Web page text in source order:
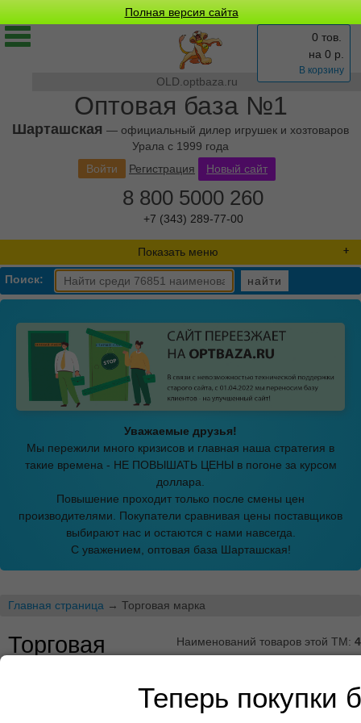
Полная версия сайта
OLD.optbaza.ru
Оптовая база №1
Шарташская — официальный дилер игрушек и хозтоваров
Урала с 1999 года
0 тов.
на 0 р.
В корзину
Войти Регистрация Новый сайт
8 800 5000 260
+7 (343) 289-77-00
Показать меню
Поиск: найти
Теперь покупки
Уважаемые друзья!
Мы пережили много кризисов и главная наша стратегия в
такие времена - НЕ ПОВЫШАТЬ ЦЕНЫ в погоне за курсом
доллара.
Повышение проходит только после смены цен
производителями. Покупатели сравнивая цены поставщиков
выбирают нас и остаются с нами навсегда.
С уважением, оптовая база Шарташская!
Главная страница → Торговая марка
Наименований товаров этой ТМ: 4
Торговая
Оптовая база «Шарташская» предлагает товары
торговой марки «Garmonia» оптом по низким ценам. Вы